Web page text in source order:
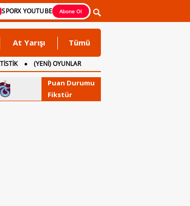
SPORX YOUTUBE Abone Ol
At Yarışı Tümü
(YENİ) OYUNLAR
Puan Durumu
Fikstür